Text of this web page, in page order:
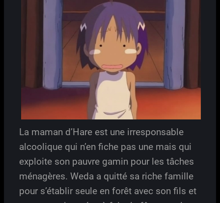
La maman d’Hare est une irresponsable
alcoolique qui n’en fiche pas une mais qui
exploite son pauvre gamin pour les tâches
ménagères. Weda a quitté sa riche famille
pour s’établir seule en forêt avec son fils et